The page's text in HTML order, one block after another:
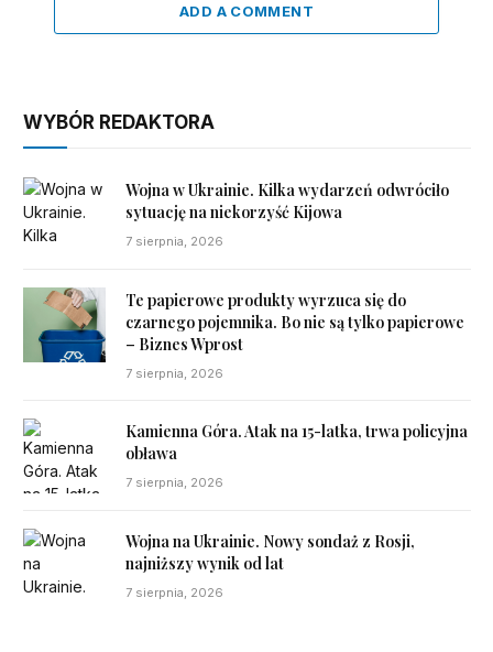
ADD A COMMENT
WYBÓR REDAKTORA
Wojna w Ukrainie. Kilka wydarzeń odwróciło
sytuację na niekorzyść Kijowa
7 sierpnia, 2026
Te papierowe produkty wyrzuca się do
czarnego pojemnika. Bo nie są tylko papierowe
– Biznes Wprost
7 sierpnia, 2026
Kamienna Góra. Atak na 15-latka, trwa policyjna
obława
7 sierpnia, 2026
Wojna na Ukrainie. Nowy sondaż z Rosji,
najniższy wynik od lat
7 sierpnia, 2026